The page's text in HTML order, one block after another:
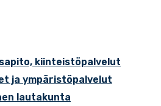
kiinteistöpalvelut
ja ympäristöpalvelut
lautakunta